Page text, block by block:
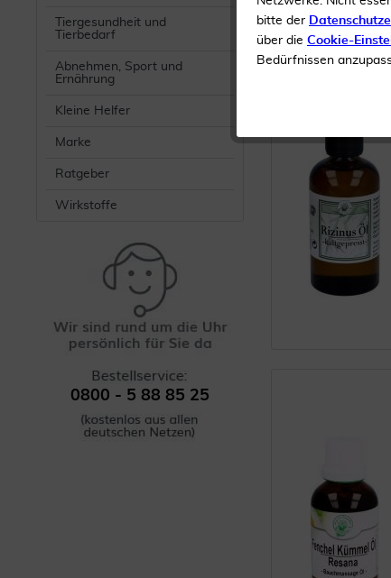
Tiergesundheit und
Tierbedarf
Abnehmen, Sport und
Ernährung
Kleine Helfer
Marke
Ratgeber
Wirkstoffe
0800 - 5 88 85 25
1 2 3
bitte der
über die Cookie-
Bedürfnissen